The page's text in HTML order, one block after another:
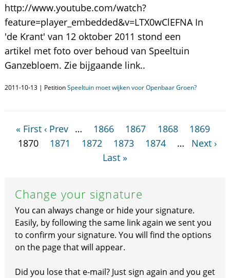
http://www.youtube.com/watch?
feature=player_embedded&v=LTX0wClEFNA In
'de Krant' van 12 oktober 2011 stond een
artikel met foto over behoud van Speeltuin
Ganzebloem. Zie bijgaande link..
2011-10-13 | PetitionSpeeltuin moet wijken voor Openbaar Groen?
« First ‹ Prev … 1866 1867 1868
1869
1870
1871 1872 1873 1874 …
Next ›
Last »
Change your signature
You can always change or hide your signature.
Easily, by following the same link again we sent you
to confirm your signature. You will find the options
on the page that will appear.
Did you lose that e-mail? Just sign again and you get